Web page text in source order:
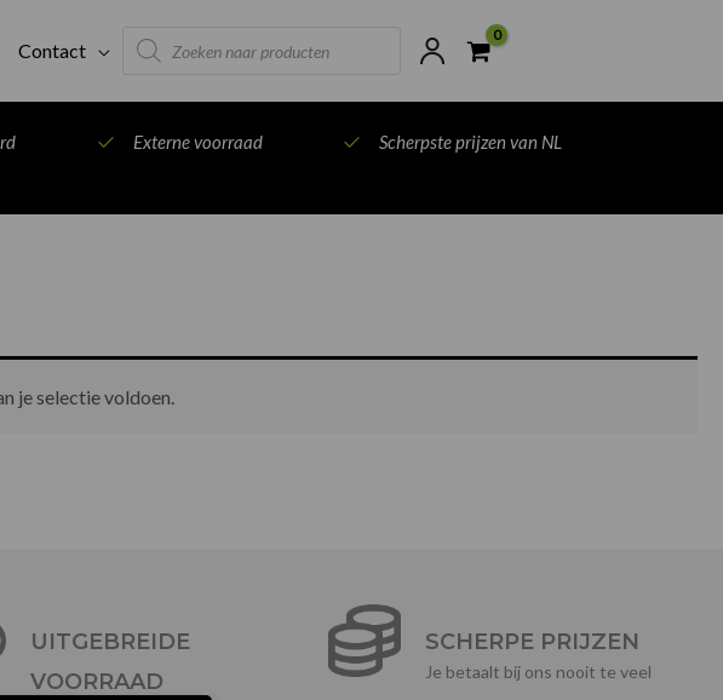
Contact
Products
search
Externe voorraad Scherpste prijzen van NL
je selectie voldoen.
UITGEBREIDE
VOORRAAD
SCHERPE PRIJZEN
Je betaalt bij ons nooit te veel